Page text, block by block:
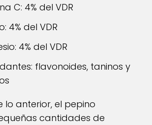
C: 4% del VDR
4% del VDR
4% del VDR
flavonoides, taninos y
lo anterior, el pepino
cantidades de